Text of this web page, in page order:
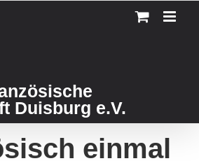
Duisburg e.V.
einmal